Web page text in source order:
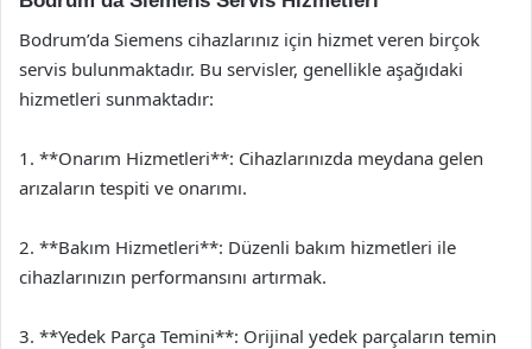
Bodrum’da Siemens cihazlarınız için hizmet veren birçok
servis bulunmaktadır. Bu servisler, genellikle aşağıdaki
hizmetleri sunmaktadır:
1. **Onarım Hizmetleri**: Cihazlarınızda meydana gelen
arızaların tespiti ve onarımı.
2. **Bakım Hizmetleri**: Düzenli bakım hizmetleri ile
cihazlarınızın performansını artırmak.
3. **Yedek Parça Temini**: Orijinal yedek parçaların temin